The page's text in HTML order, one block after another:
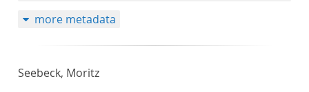
more metadata
Seebeck, Moritz